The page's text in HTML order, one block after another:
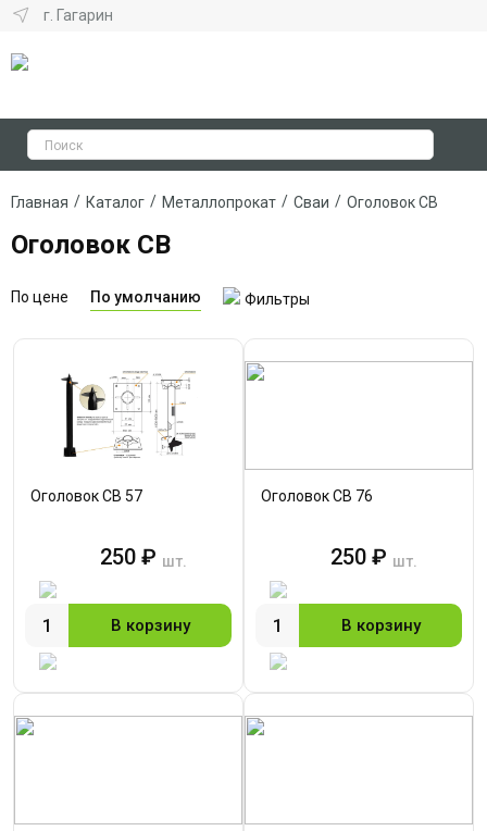
г. Гагарин
Главная / Каталог / Металлопрокат / Сваи / Оголовок СВ
Оголовок СВ
По цене По умолчанию Фильтры
Оголовок СВ 57
250 ₽ шт.
В корзину
Оголовок СВ 76
250 ₽ шт.
В корзину